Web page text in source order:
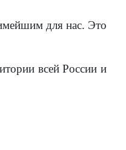
для нас. Это
всей России и